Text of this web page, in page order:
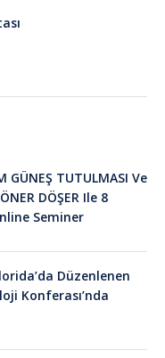
GÜNEŞ TUTULMASI Ve
DÖŞER Ile 8
Seminer
Düzenlenen
Konferası’nda